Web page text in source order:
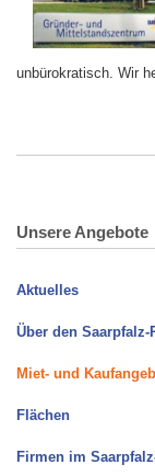
unbürokratisch. Wir
Unsere Angebote
Aktuelles
Über den Saarpfalz-
Miet- und
Flächen
Firmen im